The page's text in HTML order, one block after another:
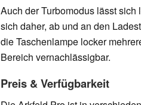
Auch der Turbomodus lässt
sich daher, ab und an den
die Taschenlampe locker
Bereich vernachlässigbar.
Preis & Verfügbarkeit